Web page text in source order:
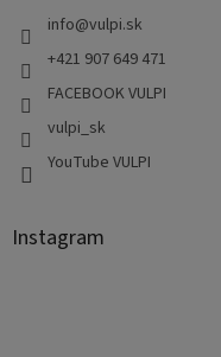
info@vulpi.sk
+421 907 649 471
FACEBOOK VULPI
vulpi_sk
YouTube VULPI
Instagram